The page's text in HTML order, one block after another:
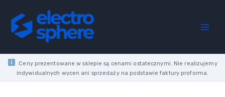
content
Ceny prezentowane w sklepie są cenami ostatecznymi. Nie realizujemy
indywidualnych wycen ani sprzedaży na podstawie faktury proforma.